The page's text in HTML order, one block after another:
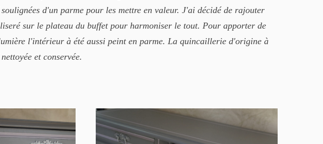
soulignées d'un parme pour les mettre en valeur. J'ai décidé de rajouter
sur le plateau du buffet pour harmoniser le tout. Pour apporter de
l'intérieur à été aussi peint en parme. La quincaillerie d'origine à
et conservée.